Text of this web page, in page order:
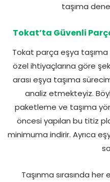
taşıma
Tokat’ta Güvenli
Tokat parça eşya
özel ihtiyaçlarına göre
arası eşya taşıma
analiz etmekteyiz.
paketleme ve taşıma
öncesi yapılan bu titiz
minimuma indirir. Ayrıca
Taşınma sırasında